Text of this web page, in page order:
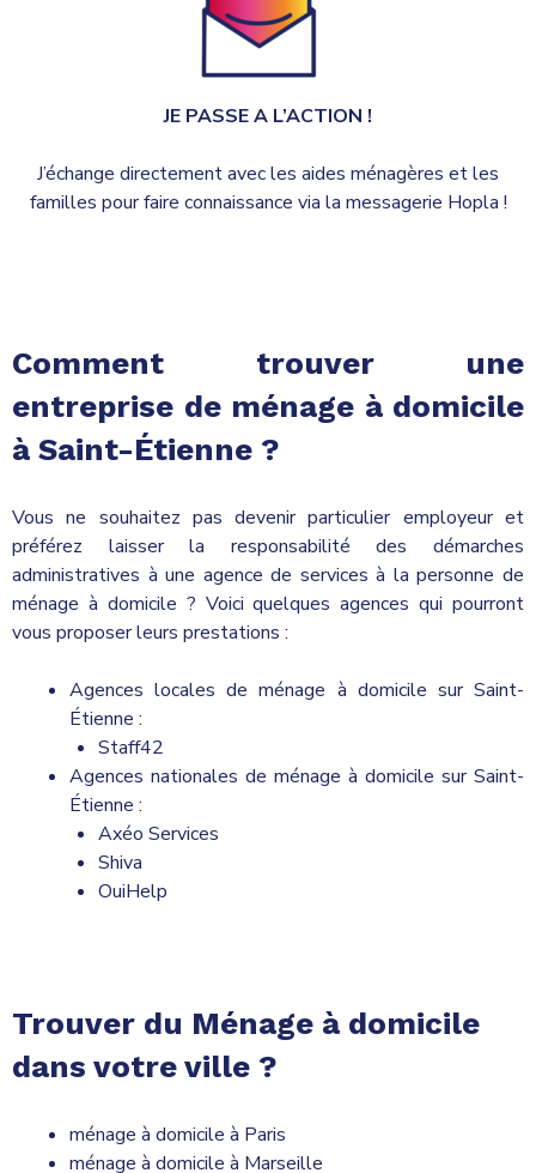
JE PASSE A L’ACTION !
J’échange directement avec les aides ménagères et les
familles pour faire connaissance via la messagerie Hopla !
Comment trouver une
entreprise de ménage à domicile
à Saint-Étienne ?
Vous ne souhaitez pas devenir particulier employeur et
préférez laisser la responsabilité des démarches
administratives à une agence de services à la personne de
ménage à domicile ? Voici quelques agences qui pourront
vous proposer leurs prestations :
Agences locales de ménage à domicile sur Saint-
Étienne :
Staff42
Agences nationales de ménage à domicile sur Saint-
Étienne :
Axéo Services
Shiva
OuiHelp
Trouver du Ménage à domicile
dans votre ville ?
ménage à domicile à Paris
ménage à domicile à Marseille